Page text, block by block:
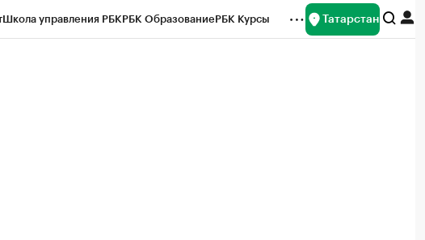
Школа управления РБКРБК ОбразованиеРБК Курсы Татарстан